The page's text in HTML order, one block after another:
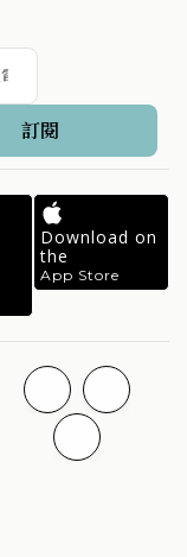
訂閱
Download on
the
App Store